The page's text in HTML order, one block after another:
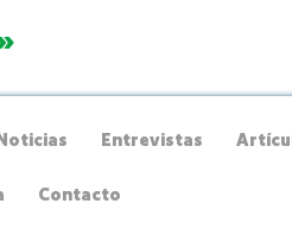
Entrevistas
Contacto